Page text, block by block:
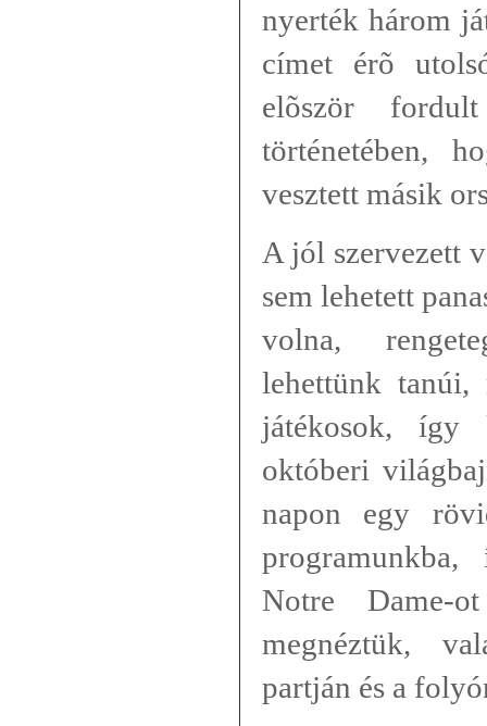
nyerték három
címet érõ
elõször
történetében,
vesztett másik
A jól szervezett
sem lehetett
volna,
lehettünk tanúi,
játékosok, így
októberi
napon egy
Notre
megnéztük,
partján és a